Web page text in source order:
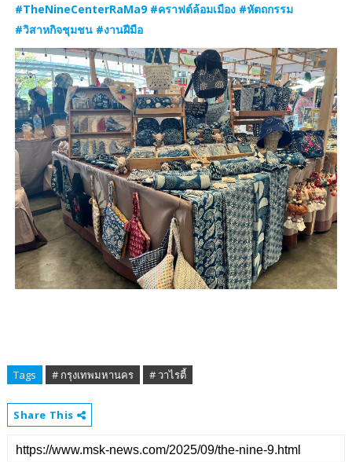
#TheNineCenterRaMa9 #คราฟต์ล้อมเมือง #หัตถกรรม
#วิสาหกิจชุมชน #งานฝีมือ
Tags # กรุงเทพมหานคร # วาไรตี้
Share This